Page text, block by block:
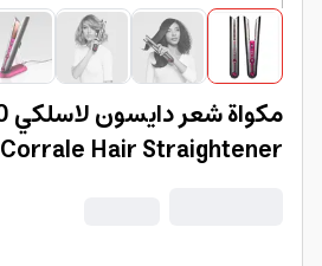
Corrale Hair Straightener